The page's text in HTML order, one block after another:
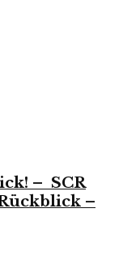
– SCR
–